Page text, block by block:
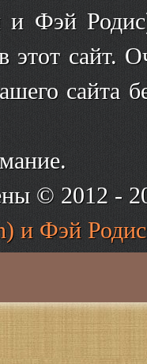
и Фэй
сайт.
сайта
© 2012 -
и Фэй